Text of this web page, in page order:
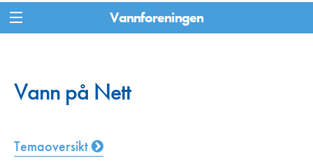
Vannforeningen
Vann på Nett
Temaoversikt